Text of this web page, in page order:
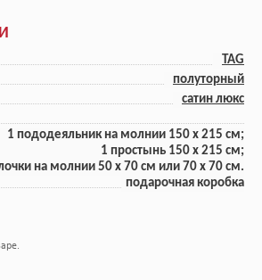
TAG
полуторный
сатин люкс
1 пододеяльник на молнии 150 x 215 см;
1 прoстынь 150 x 215 см;
на молнии 50 x 70 см или 70 х 70 см.
подарочная коробка